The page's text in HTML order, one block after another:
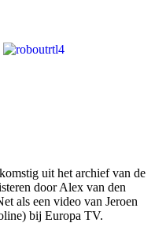
uit het archief van de
door Alex van den
als een video van Jeroen
bij Europa TV.